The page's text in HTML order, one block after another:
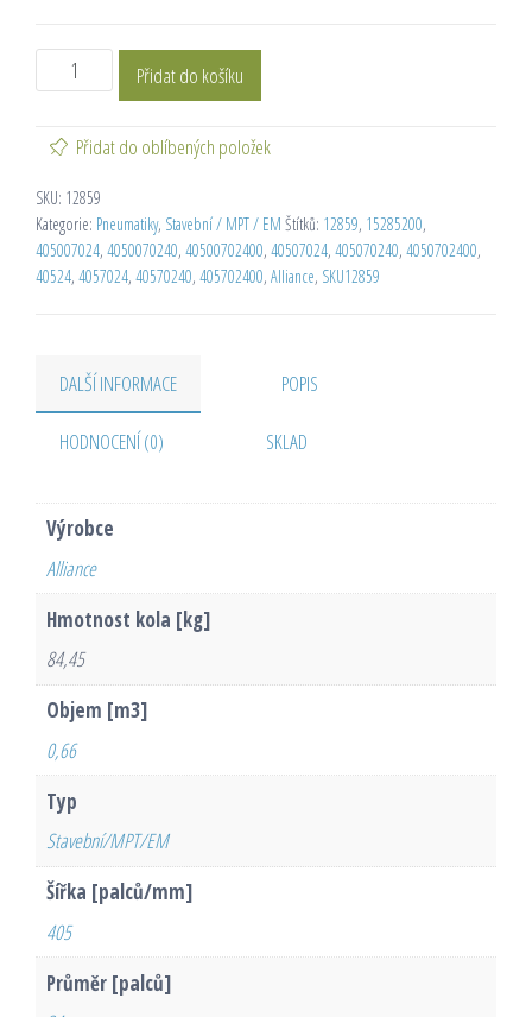
Přidat do košíku
Přidat do oblíbených položek
SKU: 12859
Kategorie: Pneumatiky, Stavební / MPT / EM Štítků: 12859, 15285200,
405007024, 4050070240, 40500702400, 40507024, 405070240, 4050702400,
40524, 4057024, 40570240, 405702400, Alliance, SKU12859
DALŠÍ INFORMACE POPIS
HODNOCENÍ (0) SKLAD
Výrobce
Alliance
Hmotnost kola [kg]
84,45
Objem [m3]
0,66
Typ
Stavební/MPT/EM
Šířka [palců/mm]
405
Průměr [palců]